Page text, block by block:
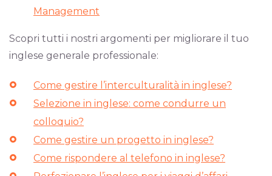
Management
Scopri tutti i nostri argomenti per migliorare il tuo
inglese generale professionale:
Come gestire l’interculturalità in inglese?
Selezione in inglese: come condurre un
colloquio?
Come gestire un progetto in inglese?
Come rispondere al telefono in inglese?